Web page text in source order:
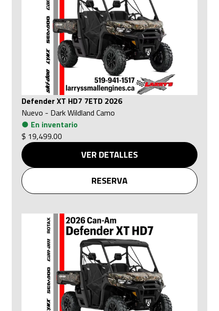
Defender XT HD7 7ETD 2026
Nuevo - Dark Wildland Camo
● En inventario
$ 19,499.00
VER DETALLES
RESERVA